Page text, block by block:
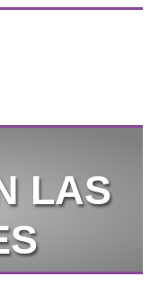
LAS